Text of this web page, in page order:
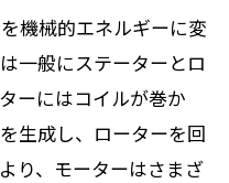
らすビジネスへの
的に応じた最適なモ
ターの選定基準を
機械的エネルギーに変
一般にステーターとロ
ーにはコイルが巻か
生成し、ローターを回
り、モーターはさまざ